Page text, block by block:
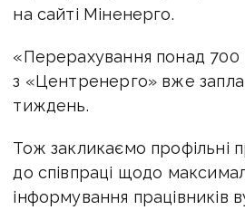
на сайті Міненерго.
«Перерахування понад 700
з «Центренерго» вже
тиждень.
Тож закликаємо профільні
до співпраці щодо
інформування працівників